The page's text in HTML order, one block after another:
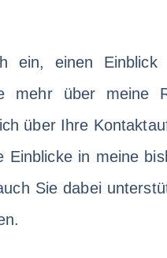
ein, einen
mehr über meine
über Ihre
Einblicke in meine
Sie dabei